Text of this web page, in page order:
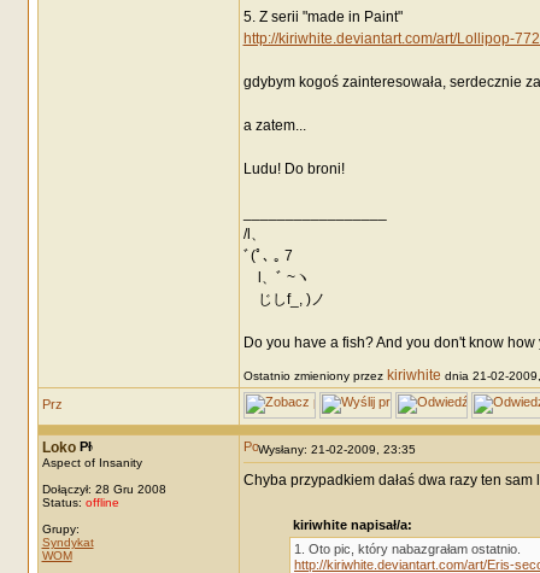
5. Z serii "made in Paint"
http://kiriwhite.deviantart.com/art/Lollipop-
gdybym kogoś zainteresowała, serdecznie
a zatem...
Ludu! Do broni!
/l、
ﾞ(ﾟ､ ｡ 7
l、ﾞ ~ヽ
じしf_, )ノ
Do you have a fish? And you don't know
Ostatnio zmieniony przez kiriwhite dnia 21-02-
Loko
Aspect of Insanity
Dołączył: 28 Gru 2008
Status: offline
Grupy:
Syndykat
WOM
Wysłany: 21-02-2009, 23:35
Chyba przypadkiem dałaś dwa razy ten sam
kiriwhite napisał/a:
1. Oto pic, który nabazgrałam ostatnio.
http://kiriwhite.deviantart.com/art/Eris-